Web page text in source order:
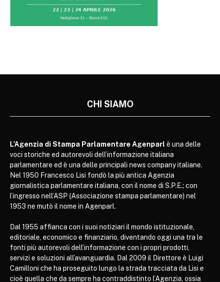
CHI SIAMO
L’Agenzia di Stampa Parlamentare Agenparl è una delle
voci storiche ed autorevoli dell’informazione italiana
parlamentare ed è una delle principali news company italiane.
Nel 1950 Francesco Lisi fondò la più antica Agenzia
giornalistica parlamentare italiana, con il nome di S.P.E.; con
l’ingresso nell’ASP (Associazione stampa parlamentare) nel
1953 ne mutò il nome in Agenparl.
Dal 1955 affianca con i suoi notiziari il mondo istituzionale,
editoriale, economico e finanziario, diventando oggi una tra le
fonti più autorevoli dell’informazione con i propri prodotti,
servizi e soluzioni all’avanguardia. Dal 2009 il Direttore è Luigi
Camilloni che ha proseguito lungo la strada tracciata da Lisi e
cioè quella che da sempre ha contraddistinto l’Agenzia, ossia